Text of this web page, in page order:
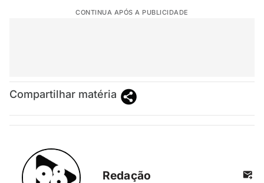
CONTINUA APÓS A PUBLICIDADE
Compartilhar matéria
Redação